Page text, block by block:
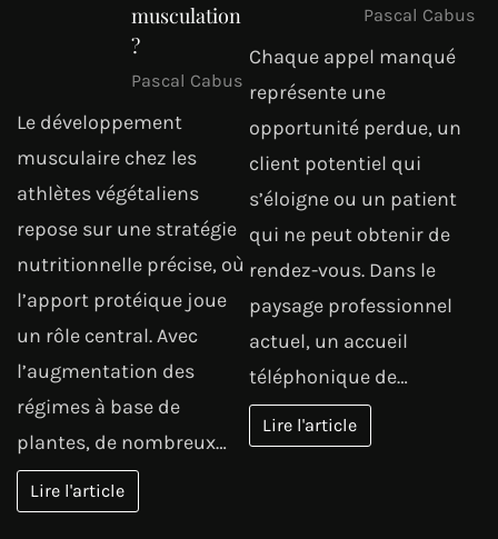
musculation
?
Pascal Cabus
Le développement
musculaire chez les
athlètes végétaliens
repose sur une stratégie
nutritionnelle précise, où
l’apport protéique joue
un rôle central. Avec
l’augmentation des
régimes à base de
plantes, de nombreux…
Lire l'article
Pascal Cabus
Chaque appel manqué
représente une
opportunité perdue, un
client potentiel qui
s’éloigne ou un patient
qui ne peut obtenir de
rendez-vous. Dans le
paysage professionnel
actuel, un accueil
téléphonique de…
Lire l'article